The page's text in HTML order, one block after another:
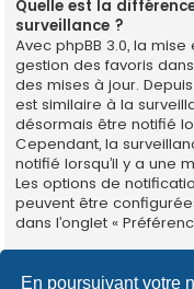
En poursuivant votre
Quelle est la
surveillance ?
Avec phpBB 3.0, la
gestion des favoris
des mises à jour.
est similaire à la
désormais être notifié
Cependant, la
notifié lorsqu’il y a une
Les options de
peuvent être
dans l’onglet «